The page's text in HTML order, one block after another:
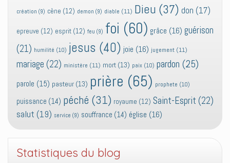
création (9) cène (12) demon (9) diable (11) Dieu (37) don (17)
epreuve (12) esprit (12) feu (9) foi (60) grâce (16) guérison
(21) humilité (10) jesus (40) joie (16) jugement (11)
mariage (22) ministère (11) mort (13) paix (10) pardon (25)
parole (15) pasteur (13) prière (65) prophete (10)
puissance (14) péché (31) royaume (12) Saint-Esprit (22)
salut (19) service (9) souffrance (14) église (16)
Statistiques du blog